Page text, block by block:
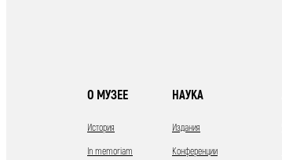
О МУЗЕЕ
История
In memoriam
НАУКА
Издания
Конференции